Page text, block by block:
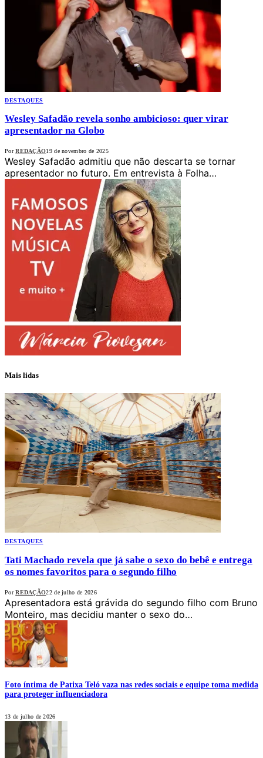
DESTAQUES
Wesley Safadão revela sonho ambicioso: quer virar
apresentador na Globo
Por REDAÇÃO19 de novembro de 2025
Wesley Safadão admitiu que não descarta se tornar
apresentador no futuro. Em entrevista à Folha…
Mais lidas
DESTAQUES
Tati Machado revela que já sabe o sexo do bebê e entrega
os nomes favoritos para o segundo filho
Por REDAÇÃO22 de julho de 2026
Apresentadora está grávida do segundo filho com Bruno
Monteiro, mas decidiu manter o sexo do…
Foto íntima de Patixa Teló vaza nas redes sociais e equipe toma medida
para proteger influenciadora
13 de julho de 2026